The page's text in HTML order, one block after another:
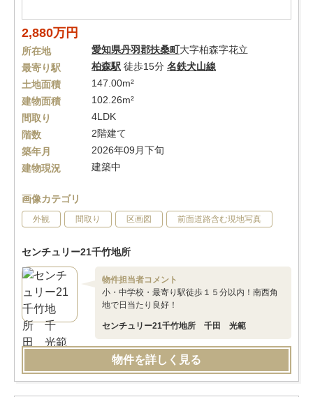
2,880万円
所在地 愛知県丹羽郡扶桑町大字柏森字花立
最寄り駅
柏森駅 徒歩15分 名鉄犬山線
土地面積
147.00m²
建物面積
102.26m²
間取り
4LDK
階数
2階建て
築年月
2026年09月下旬
建物現況
建築中
画像カテゴリ
外観 間取り 区画図 前面道路含む現地写真
センチュリー21千竹地所
物件担当者コメント
小・中学校・最寄り駅徒歩１５分以内！南西角
地で日当たり良好！
センチュリー21千竹地所 千田 光範
物件を詳しく見る